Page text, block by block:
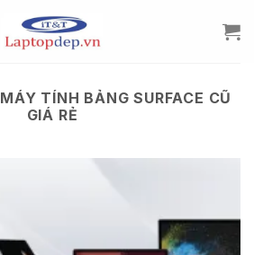
MÁY TÍNH BẢNG SURFACE CŨ
GIÁ RẺ